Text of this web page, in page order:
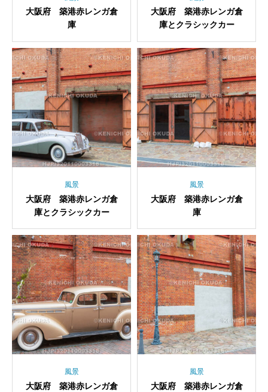
大阪府 築港赤レンガ倉
庫
大阪府 築港赤レンガ倉
庫とクラシックカー
風景
大阪府 築港赤レンガ倉
庫とクラシックカー
風景
大阪府 築港赤レンガ倉
庫
風景
大阪府 築港赤レンガ倉
風景
大阪府 築港赤レンガ倉